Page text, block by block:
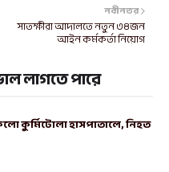
নবীনতর
সাতক্ষীরা আদালতে নতুন ৩৪জন
আইন কর্মকর্তা নিয়োগ
লাগতে পারে
কুর্মিটোলা হাসপাতালে, নিহত